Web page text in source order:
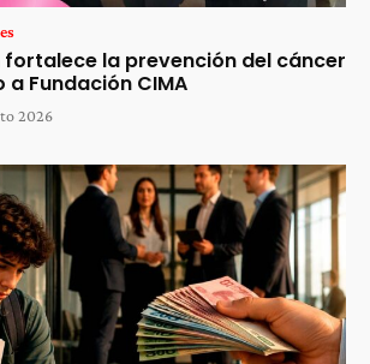
fortalece la prevención del cáncer
Fundación CIMA
2026